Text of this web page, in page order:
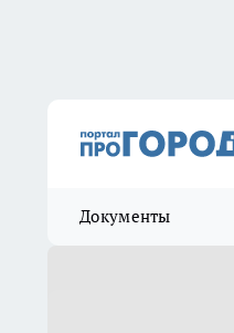
Документы